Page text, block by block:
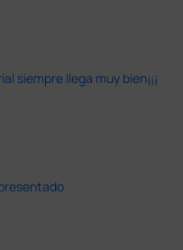
siempre llega muy bien¡¡¡